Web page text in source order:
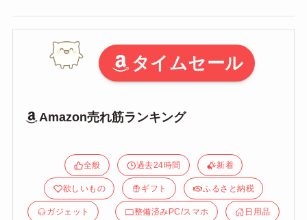
タイムセール
Amazon売れ筋ランキング
全般 過去24時間 新着
欲しいもの ギフト ふるさと納税
ガジェット 整備済みPC/スマホ 日用品